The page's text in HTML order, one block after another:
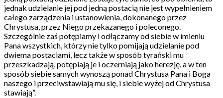
jednak udzielanie jej pod jedną postacią nie jest wypełnieniem
całego zarządzenia i ustanowienia, dokonanego przez
Chrystusa, przez Niego przekazanego i poleconego.
Szczególnie zaś potępiamy i odłączamy od siebie w imieniu
Pana wszystkich, którzy nie tylko pomijają udzielanie pod
dwiema postaciami, lecz także w sposób tyrański mu
przeszkadzają, potępiają je i oczerniają jako herezję, a w ten
sposób siebie samych wynoszą ponad Chrystusa Pana i Boga
naszego i przeciwstawiają mu się, i siebie wyżej od Chrystusa
stawiają”.